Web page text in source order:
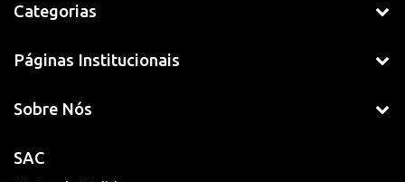
Categorias
Páginas Institucionais
Sobre Nós
SAC